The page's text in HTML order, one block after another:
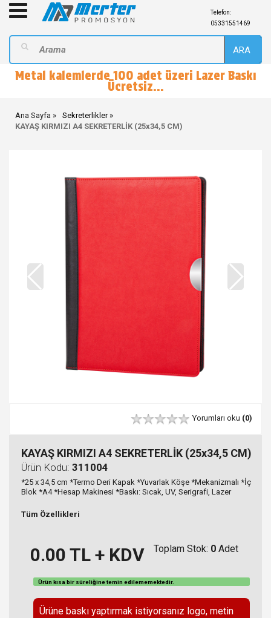
Telefon:
05331551469
ARA
Metal kalemlerde 100 adet üzeri Lazer Baskı
Ücretsiz...
Ana Sayfa
Sekreterlikler
KAYAŞ KIRMIZI A4 SEKRETERLİK (25x34,5 CM)
Yorumları oku (0)
KAYAŞ KIRMIZI A4 SEKRETERLİK (25x34,5 CM)
Ürün Kodu: 311004
*25 x 34,5 cm *Termo Deri Kapak *Yuvarlak Köşe *Mekanizmalı *İç
Blok *A4 *Hesap Makinesi *Baskı: Sıcak, UV, Serigrafi, Lazer
Tüm Özellikleri
0.00 TL + KDV Toplam Stok: 0 Adet
Ürün kısa bir süreliğine temin edilememektedir.
Ürüne baskı yaptırmak istiyorsanız logo, metin